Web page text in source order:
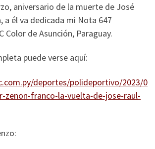
aniversario de la muerte de José
a él va dedicada mi Nota 647
Color de Asunción, Paraguay.
puede verse aquí:
deportes/polideportivo/2023/0
zenon-franco-la-vuelta-de-jose-raul-